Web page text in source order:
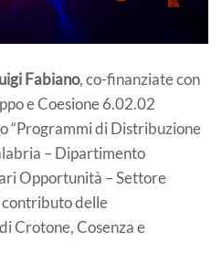
Fabiano, co-finanziate con
e Coesione 6.02.02
“Programmi di Distribuzione
– Dipartimento
Opportunità – Settore
contributo delle
Crotone, Cosenza e